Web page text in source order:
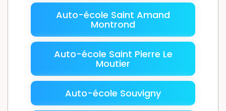
Auto-école Saint Amand
Montrond
Auto-école Saint Pierre Le
Moutier
Auto-école Souvigny